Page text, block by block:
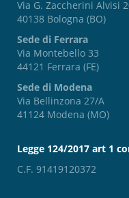
Via G. Zaccherini Alvisi
40138 Bologna (BO)
Sede di Ferrara
Via Montebello 33
44121 Ferrara (FE)
Sede di Modena
Via Bellinzona 27/A
41124 Modena (MO)
Legge 124/2017 art 1
C.F. 91419120372